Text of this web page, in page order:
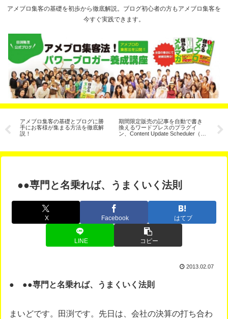
アメブロ集客の基礎を初歩から徹底解説。ブログ初心者の方もアメブロ集客を
今すぐ実践できます。
アメブロ集客の基礎とブログに勝
手にお客様が集まる方法を徹底解
説！
期間限定販売の記事を自動で書き
換えるワードプレスのプラグイ
ン、Content Update Scheduler（コ
イ
●●専門と名乗れば、うまくいく法則
X Facebook はてブ
LINE コピー
2013.02.07
● ●●専門と名乗れば、うまくいく法則
まいどです。田渕です。先日は、会社の決算の打ち合わ